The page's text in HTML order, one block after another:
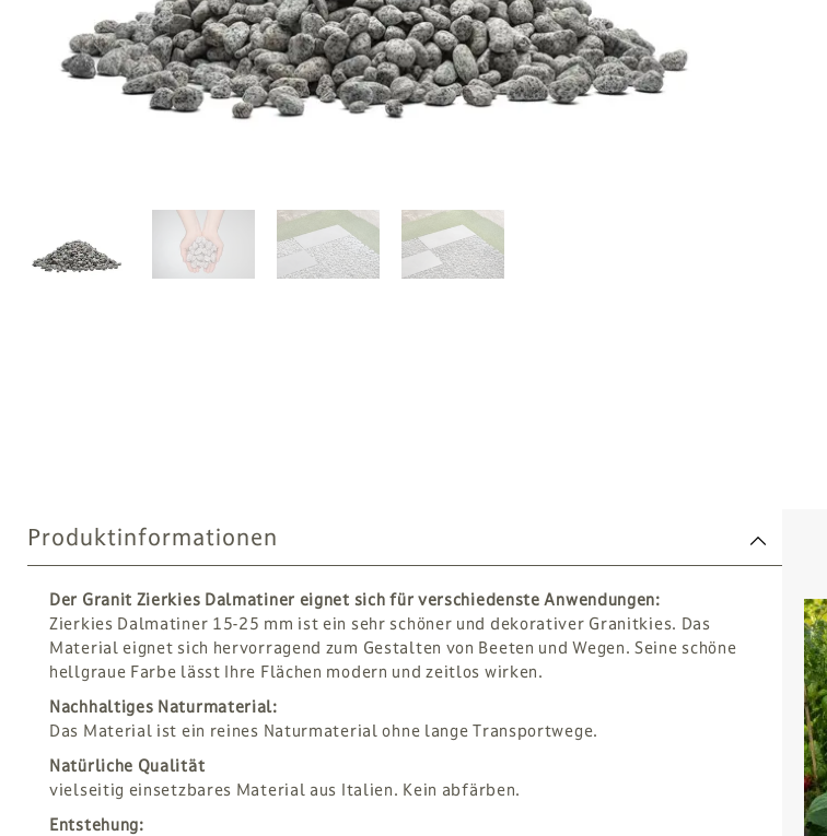
Produktinformationen
Der Granit Zierkies Dalmatiner eignet sich für verschiedenste Anwendungen:
Zierkies Dalmatiner 15-25 mm ist ein sehr schöner und dekorativer Granitkies. Das
Material eignet sich hervorragend zum Gestalten von Beeten und Wegen. Seine schöne
hellgraue Farbe lässt Ihre Flächen modern und zeitlos wirken.
Nachhaltiges Naturmaterial:
Das Material ist ein reines Naturmaterial ohne lange Transportwege.
Natürliche Qualität
vielseitig einsetzbares Material aus Italien. Kein abfärben.
Entstehung: